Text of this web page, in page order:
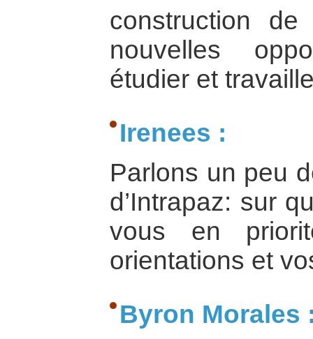
construction
nouvelles
étudier et
Irenees :
Parlons un peu
d’Intrapaz: sur
vous en
orientations et
Byron Morales